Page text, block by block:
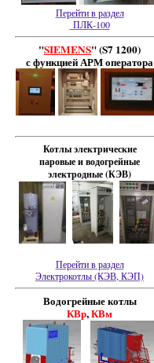
Перейти в раздел
ПЛК-100
"SIEMENS" (S7 1200)
с функцией АРМ оператора
Котлы электрические
паровые иводогрейные
электродные (КЭВ)
Перейти в раздел
Электрокотлы (КЭВ, КЭП)
Водогрейные котлы
КВр,КВм